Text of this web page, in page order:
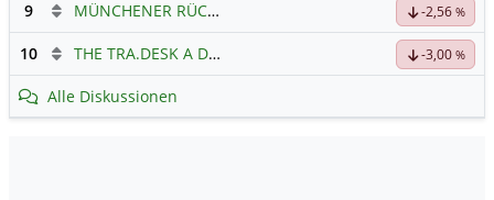
9 MÜNCHENER RÜCK -2,56 %
10 THE TRA.DESK A DL-,000001 -3,00 %
Alle Diskussionen